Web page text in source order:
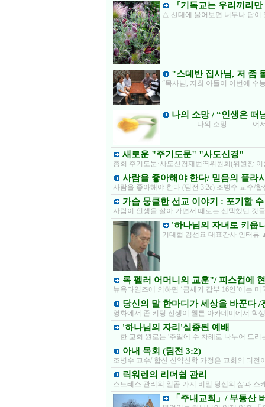
『기독교는 우리끼리
△ 선대에 물어보면 너무나 답이
"스데반 집사님, 저 좀
“목사님, 저희 아들이 이번에 수
나의 소망 / “인생은 떠
-------------- 나의 소망---------- 어
새로운 "주기도문" "사도신경"
총회 주기도문·사도신경재번역위원회(위원장
사람을 좋아해야 한다/ 믿음의 플라
사람을 좋아해야 한다 (딤전 3:2c) 조병수 교수/
가슴 뭉클한 선교 이야기 : 포기할
사람이 인생을 살아 가면서 때로는 선택했던 것
'하나님의 자녀로 키웁
기대협 김선요 대표간사 인터뷰
록 펠러 어머니의 교훈"/ 피스컵에
뉴욕타임즈에 의하면 ‘금세기 갑부 16인’에는
당신의 말 한마디가 세상을 바꾼다 /
영화에서 존 키팅 선생이 웰튼 아카데미에서 학
'하나님의 자리'실종된 예배
한 교회 원로는 '주일에 수 차례로 나누어 드리
아내 목회 (딤전 3:2)
조병수 교수/ 합신 신약신학 가정은 교회의 터
릭워렌의 리더쉽 관리
스트레스 관리의 일곱 가지 비밀 당신의 삶과
「주내교회」/ 부동산